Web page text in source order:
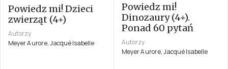
Powiedz mi! Dzieci
zwierząt (4+)
Autorzy
Meyer Aurore, Jacqué Isabelle
Powiedz mi!
Dinozaury (4+).
Ponad 60 pytań
Autorzy
Meyer Aurore, Jacqué Isabelle